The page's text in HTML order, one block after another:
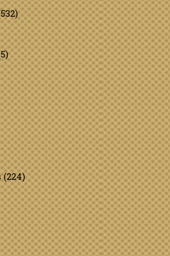
(224)